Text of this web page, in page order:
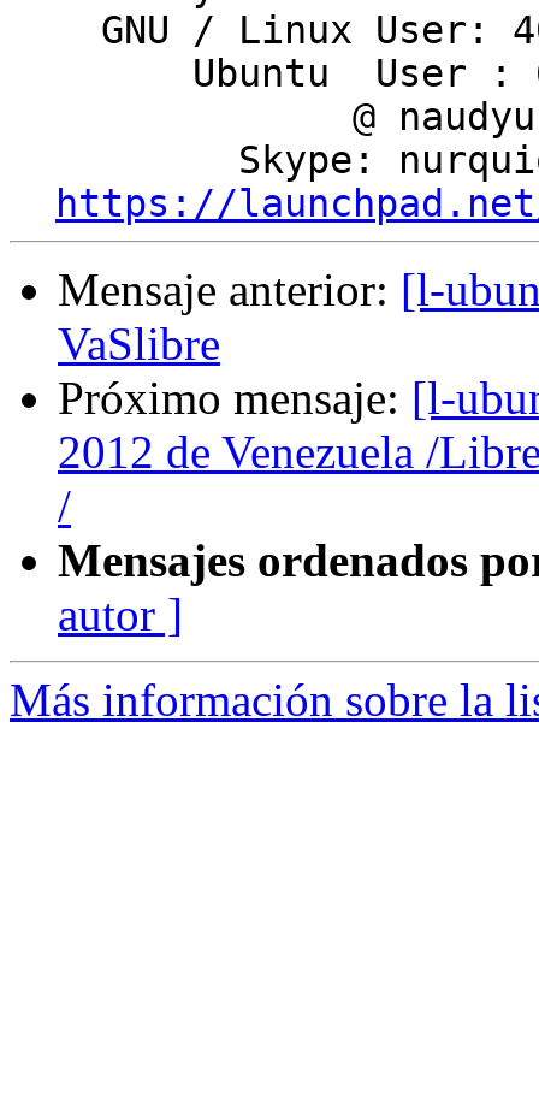
https://
Mensaje anterior: [l-
VaSlibre
Próximo mensaje: [l-
2012 de Venezuela /
/
Mensajes ordenados
autor ]
Más información sobre la